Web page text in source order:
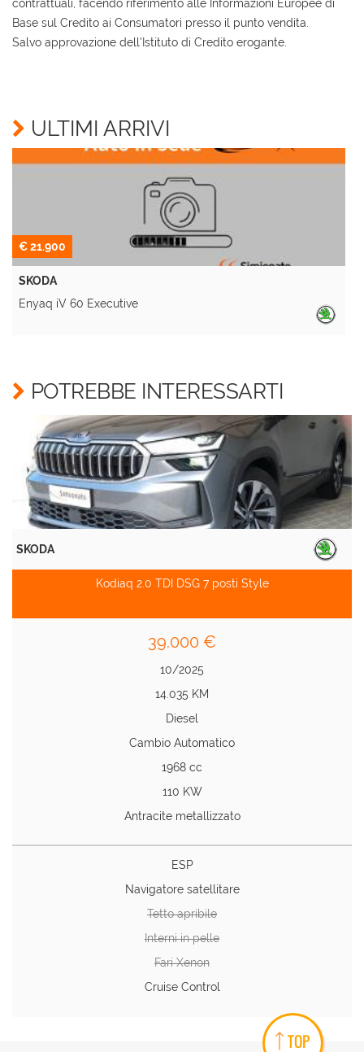
Ho letto e accettol'informativa privacy*
Invia la tua richiesta
contrattuali, facendo riferimento alle Informazioni Europee di
Base sul Credito ai Consumatori presso il punto vendita.
Salvo approvazione dell'Istituto di Credito erogante.
ULTIMI ARRIVI
€ 21.900
SKODA
Enyaq iV 60 Executive
POTREBBE INTERESSARTI
SKODA
Kodiaq 2.0 TDI DSG 7 posti Style
39.000 €
10/2025
14.035 KM
Diesel
Cambio Automatico
1968 cc
110 KW
Antracite metallizzato
ESP
Navigatore satellitare
Tetto apribile
Interni in pelle
Fari Xenon
Cruise Control
TOP